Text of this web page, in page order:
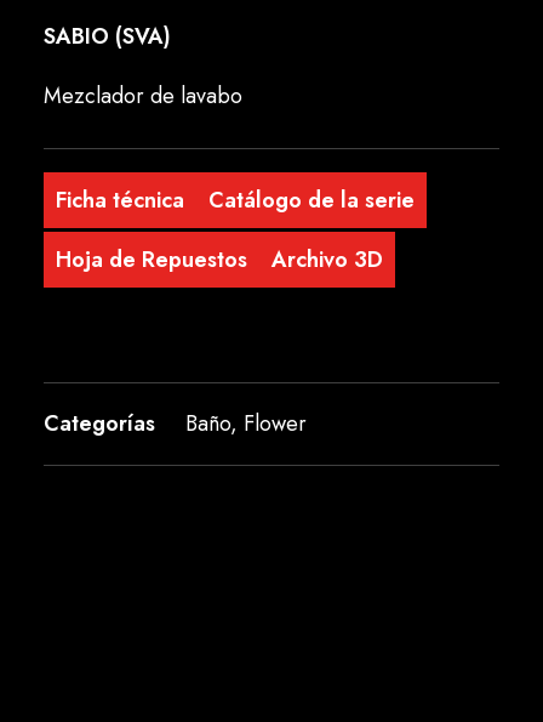
SABIO (SVA)
Mezclador de lavabo
Ficha técnica
Catálogo de la serie
Hoja de Repuestos
Archivo 3D
Categorías Baño, Flower